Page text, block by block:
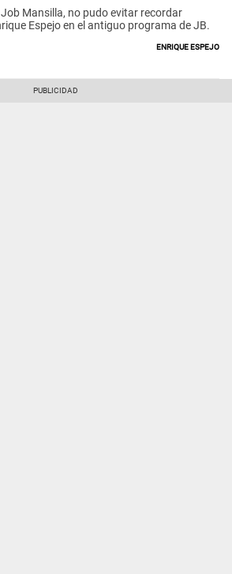
Mansilla, no pudo evitar recordar
Espejo en el antiguo programa de JB.
Enrique Espejo